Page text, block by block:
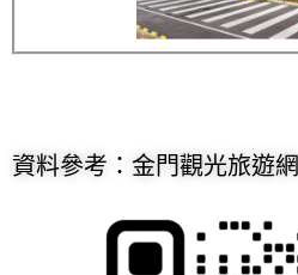
資料參考：金門觀光旅遊網